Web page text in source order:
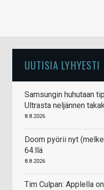
UUTISIA LYHYESTI
Samsungin huhutaan
Ultrasta neljännen
8.8.2026
Doom pyörii nyt
64:llä
8.8.2026
Tim Culpan: Applella